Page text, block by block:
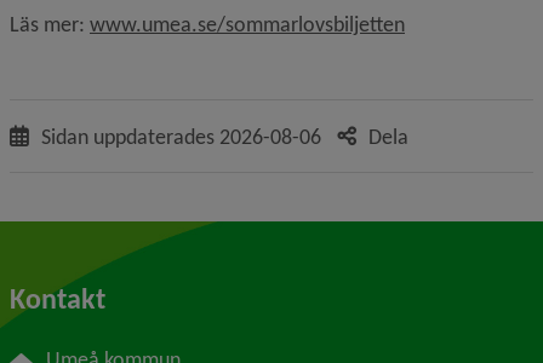
Läs mer: www.umea.se/sommarlovsbiljetten
Sidan uppdaterades 2026-08-06 Dela
Kontakt